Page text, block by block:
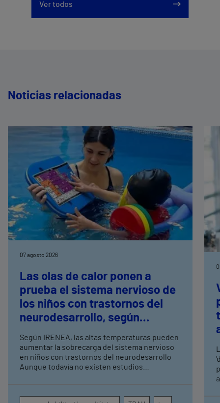
Ver todos
Noticias relacionadas
07 agosto 2026
Las olas de calor ponen a
prueba el sistema nervioso de
los niños con trastornos del
neurodesarrollo, según
neurorrehabilitación
pediátrica de Vithas
Según IRENEA, las altas temperaturas pueden
aumentar la sobrecarga del sistema nervioso
en niños con trastornos del neurodesarrollo
Aunque todavía no existen estudios
atención, la regulación emocional y la